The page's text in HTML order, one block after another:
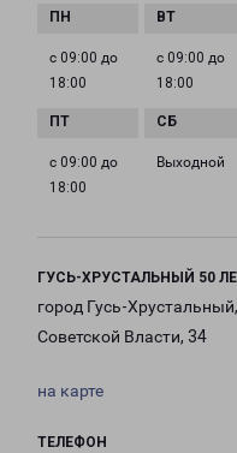
с 09:00 до
18:00
с 09:00 до
18:00
с 09:00 до
18:00
Выходной
ГУСЬ-ХРУСТАЛЬНЫЙ 50
город Гусь-
Советской Власти, 34
на карте
ТЕЛЕФОН